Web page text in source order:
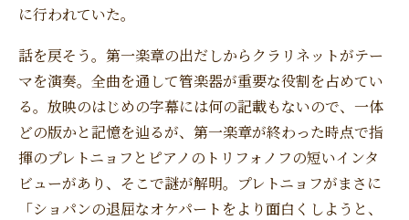
に行われていた。
話を戻そう。第一楽章の出だしからクラリネットがテー
マを演奏。全曲を通して管楽器が重要な役割を占めてい
る。放映のはじめの字幕には何の記載もないので、一体
どの版かと記憶を辿るが、第一楽章が終わった時点で指
揮のプレトニョフとピアノのトリフォノフの短いインタ
ビューがあり、そこで謎が解明。プレトニョフがまさに
「ショパンの退屈なオケパートをより面白くしようと、